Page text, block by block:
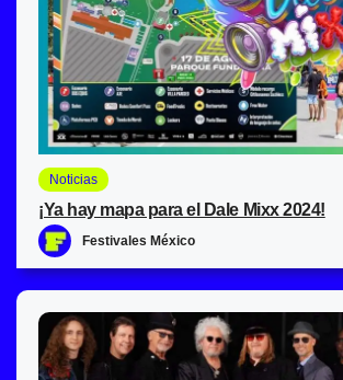
Noticias
¡Ya hay mapa para el Dale Mixx 2024!
Festivales México